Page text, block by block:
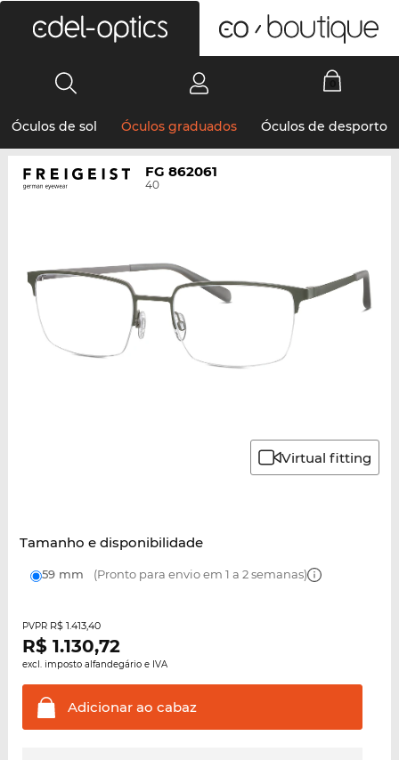
Óculos de sol Óculos graduados Óculos de desporto
FG 862061
40
Virtual fitting
Tamanho e disponibilidade
59 mm (Pronto para envio em 1 a 2 semanas)
PVPR R$ 1.413,40
R$ 1.130,72
excl. imposto alfandegário e IVA
Adicionar ao cabaz